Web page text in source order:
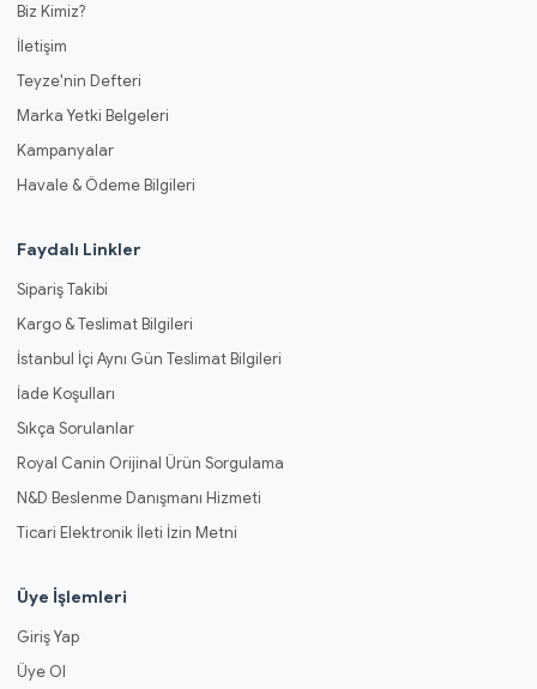
Biz Kimiz?
İletişim
Teyze'nin Defteri
Marka Yetki Belgeleri
Kampanyalar
Havale & Ödeme Bilgileri
Faydalı Linkler
Sipariş Takibi
Kargo & Teslimat Bilgileri
İstanbul İçi Aynı Gün Teslimat Bilgileri
İade Koşulları
Sıkça Sorulanlar
Royal Canin Orijinal Ürün Sorgulama
N&D Beslenme Danışmanı Hizmeti
Ticari Elektronik İleti İzin Metni
Üye İşlemleri
Giriş Yap
Üye Ol